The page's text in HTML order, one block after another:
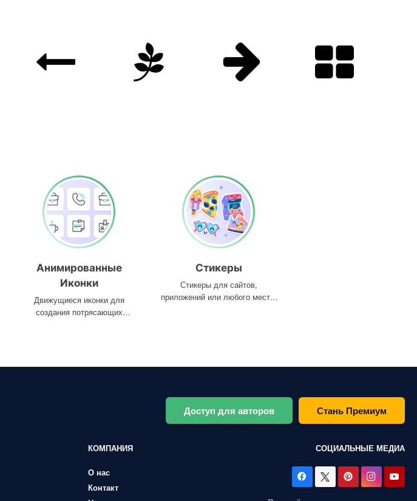
Анимированные
Иконки
Движущиеся иконки для
создания потрясающих
Стикеры
Стикеры для сайтов,
приложений или любого места,
Доступ для авторов Стань Премиум
КОМПАНИЯ
О нас
Контакт
СОЦИАЛЬНЫЕ МЕДИА